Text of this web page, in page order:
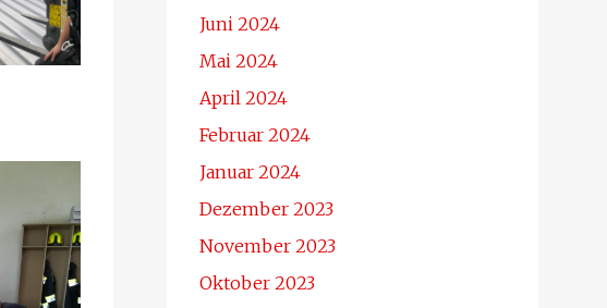
Juni 2024
Mai 2024
April 2024
Februar 2024
Januar 2024
Dezember 2023
November 2023
Oktober 2023